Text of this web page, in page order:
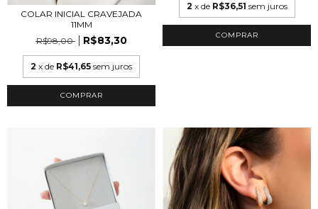
COLAR INICIAL CRAVEJADA
11MM
R$98,00
R$83,30
2 x de R$41,65 sem juros
COMPRAR
2 x de R$36,51 sem juros
COMPRAR